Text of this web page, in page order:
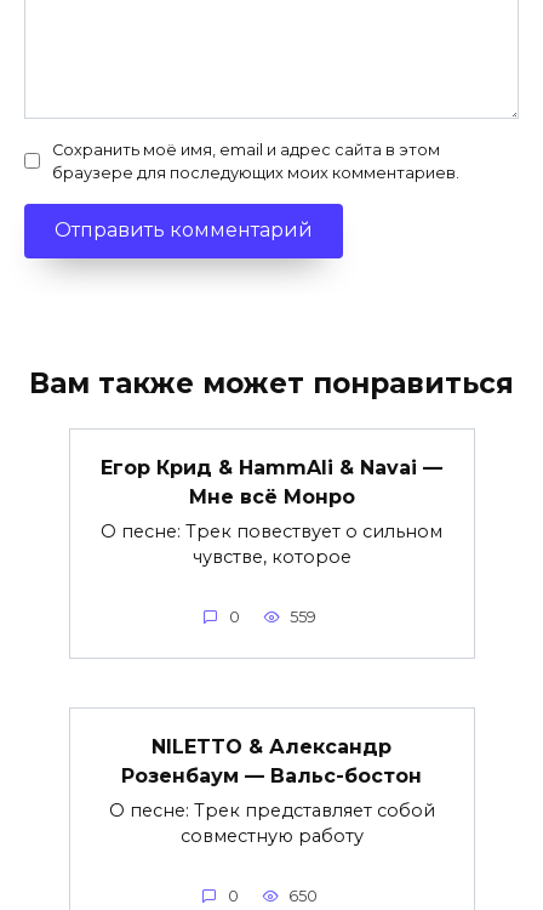
Сохранить моё имя, email и адрес сайта в этом
браузере для последующих моих комментариев.
Вам также может понравиться
Егор Крид & HammAli & Navai —
Мне всё Монро
О песне: Трек повествует о сильном
чувстве, которое
0 559
NILETTO & Александр
Розенбаум — Вальс-бостон
О песне: Трек представляет собой
совместную работу
0 650